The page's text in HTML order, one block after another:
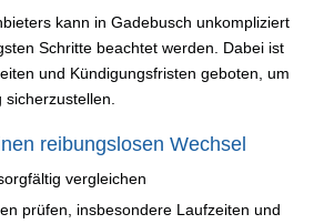
kann in Gadebusch unkompliziert
Schritte beachtet werden. Dabei ist
und Kündigungsfristen geboten, um
reibungslosen Wechsel
vergleichen
prüfen, insbesondere Laufzeiten und